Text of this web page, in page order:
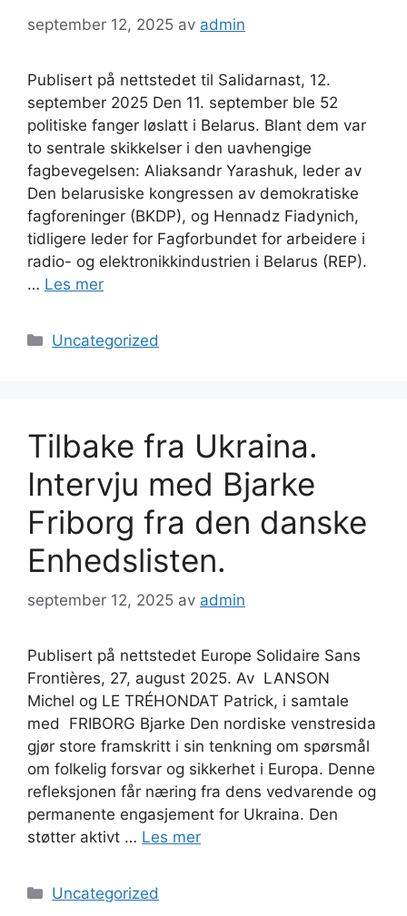
september 12, 2025 av admin
Publisert på nettstedet til Salidarnast, 12.
september 2025 Den 11. september ble 52
politiske fanger løslatt i Belarus. Blant dem var
to sentrale skikkelser i den uavhengige
fagbevegelsen: Aliaksandr Yarashuk, leder av
Den belarusiske kongressen av demokratiske
fagforeninger (BKDP), og Hennadz Fiadynich,
tidligere leder for Fagforbundet for arbeidere i
radio- og elektronikkindustrien i Belarus (REP).
… Les mer
Kategorier
Uncategorized
Tilbake fra Ukraina.
Intervju med Bjarke
Friborg fra den danske
Enhedslisten.
september 12, 2025 av admin
Publisert på nettstedet Europe Solidaire Sans
Frontières, 27, august 2025. Av LANSON
Michel og LE TRÉHONDAT Patrick, i samtale
med FRIBORG Bjarke Den nordiske venstresida
gjør store framskritt i sin tenkning om spørsmål
om folkelig forsvar og sikkerhet i Europa. Denne
refleksjonen får næring fra dens vedvarende og
permanente engasjement for Ukraina. Den
støtter aktivt … Les mer
Kategorier
Uncategorized